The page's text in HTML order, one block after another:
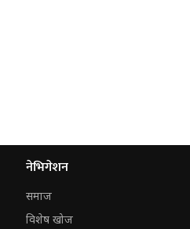
नेभिगेशन
समाज
विशेष खोज